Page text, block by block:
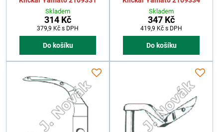
Skladem
314 Kč
379,9 Kč s DPH
Do košíku
Skladem
347 Kč
419,9 Kč s DPH
Do košíku